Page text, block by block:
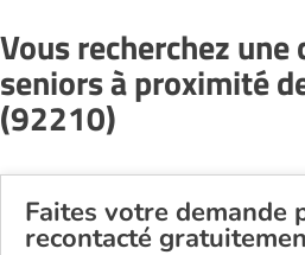
Vous recherchez
seniors à proximité
(92210)
Faites votre demande
recontacté